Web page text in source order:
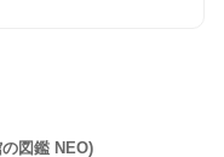
図鑑 NEO)